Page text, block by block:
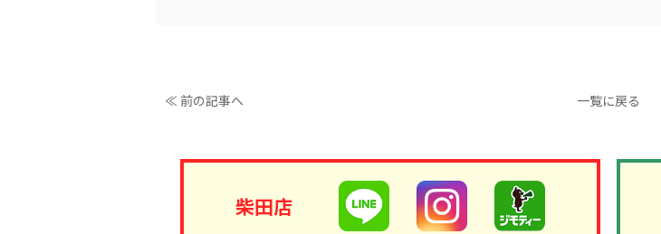
≪ 前の記事へ 一覧に戻る
柴田店